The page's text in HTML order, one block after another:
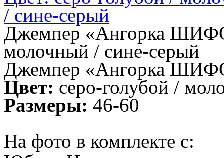
Джемпер «Ангорка
молочный / сине-серый
Джемпер «Ангорка
Цвет: серо-голубой /
Размеры: 46-60
На фото в комплекте с: